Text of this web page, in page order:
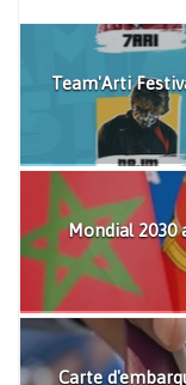
Team'Arti
Mondial 2030
Carte